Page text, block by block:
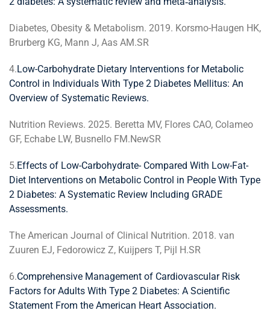
Diabetes, Obesity & Metabolism. 2019. Korsmo-Haugen HK,
Brurberg KG, Mann J, Aas AM.SR
4.Low-Carbohydrate Dietary Interventions for Metabolic
Control in Individuals With Type 2 Diabetes Mellitus: An
Overview of Systematic Reviews.
Nutrition Reviews. 2025. Beretta MV, Flores CAO, Colameo
GF, Echabe LW, Busnello FM.NewSR
5.Effects of Low-Carbohydrate- Compared With Low-Fat-
Diet Interventions on Metabolic Control in People With Type
2 Diabetes: A Systematic Review Including GRADE
Assessments.
The American Journal of Clinical Nutrition. 2018. van
Zuuren EJ, Fedorowicz Z, Kuijpers T, Pijl H.SR
6.Comprehensive Management of Cardiovascular Risk
Factors for Adults With Type 2 Diabetes: A Scientific
Statement From the American Heart Association.